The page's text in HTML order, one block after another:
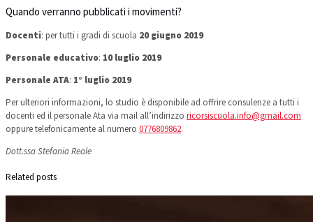
Quando verranno pubblicati i movimenti?
Docenti: per tutti i gradi di scuola 20 giugno 2019
Personale educativo: 10 luglio 2019
Personale ATA: 1° luglio 2019
Per ulteriori informazioni, lo studio è disponibile ad offrire consulenze a tutti i
docenti ed il personale Ata via mail all’indirizzo ricorsiscuola.info@gmail.com
oppure telefonicamente al numero 0776809862.
Dott.ssa Stefania Reale
Related posts